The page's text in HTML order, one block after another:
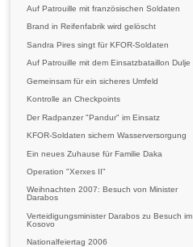
Auf Patrouille mit französischen Soldaten
Brand in Reifenfabrik wird gelöscht
Sandra Pires singt für KFOR-Soldaten
Auf Patrouille mit dem Einsatzbataillon Dulje
Gemeinsam für ein sicheres Umfeld
Kontrolle an Checkpoints
Der Radpanzer "Pandur" im Einsatz
KFOR-Soldaten sichern Wasserversorgung
Ein neues Zuhause für Familie Daka
Operation "Xerxes II"
Weihnachten 2007: Besuch von Minister
Darabos
Verteidigungsminister Darabos zu Besuch im
Kosovo
Nationalfeiertag 2006